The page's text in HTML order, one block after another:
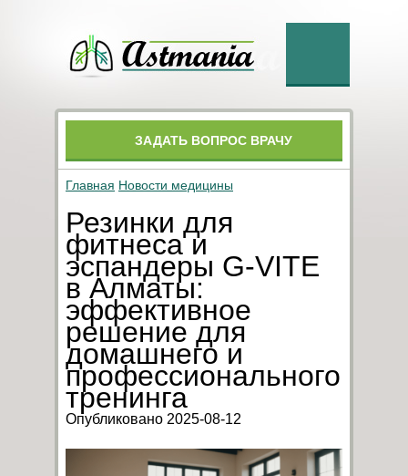
ЗАДАТЬ ВОПРОС ВРАЧУ
Главная Новости медицины
Резинки для
фитнеса и
эспандеры G-VITE
в Алматы:
эффективное
решение для
домашнего и
профессионального
тренинга
Опубликовано 2025-08-12